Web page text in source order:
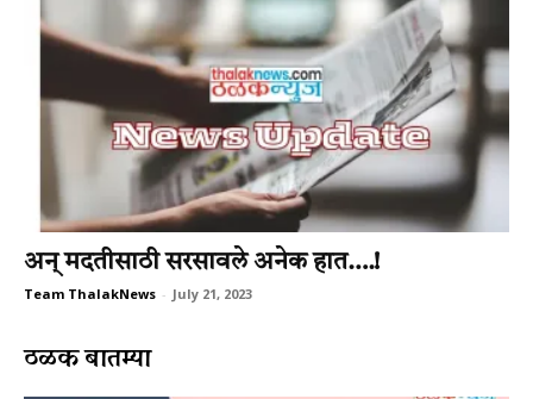
अन् मदतीसाठी सरसावले अनेक हात….!
Team ThalakNews - July 21, 2023
ठळक बातम्या